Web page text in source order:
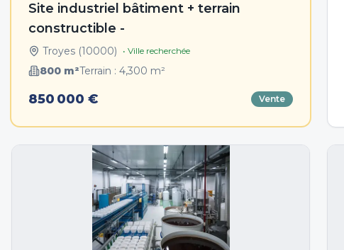
Site industriel bâtiment + terrain
constructible -
Troyes (10000) • Ville recherchée
800 m²Terrain : 4,300 m²
850 000 € Vente